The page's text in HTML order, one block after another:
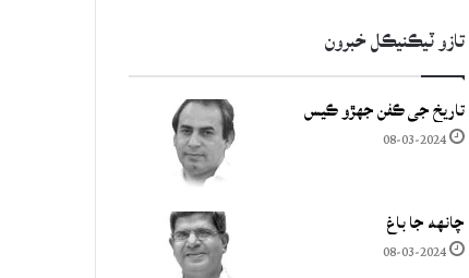
تازو ٽيڪنيڪل خبرون
تاريخ جي ڪفن جھڙو ڪيس
08-03-2024
چانهه جا باغ
08-03-2024